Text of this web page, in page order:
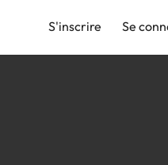
S'inscrire Se